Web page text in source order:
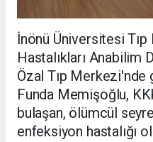
İnönü Üniversitesi
Hastalıkları Anabilim
Özal Tıp Merkezi'nde
Funda Memişoğlu,
bulaşan, ölümcül
enfeksiyon hastalığı